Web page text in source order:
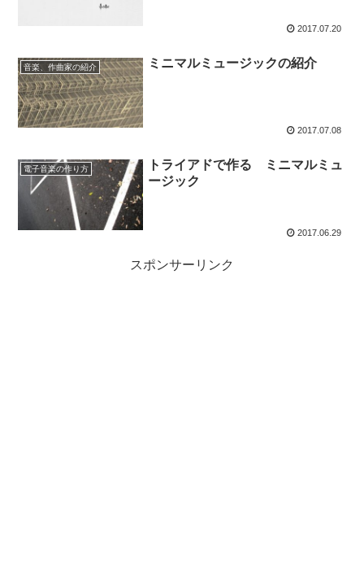
2017.07.20
音楽、作曲家の紹介 ミニマルミュージックの紹介
2017.07.08
電子音楽の作り方
トライアドで作る ミニマルミュ
ージック
2017.06.29
スポンサーリンク